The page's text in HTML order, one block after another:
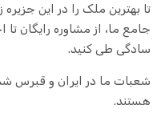
تا بهترین ملک را در این
جامع ما، از مشاوره رایگان
سادگی طی کنید.
شعبات ما در ایران و قبرس
هستند.